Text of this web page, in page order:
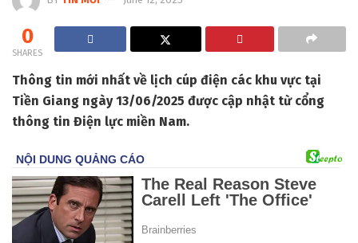
0
SHARES
Thông tin mới nhất về lịch cúp điện các khu vực tại
Tiền Giang ngày 13/06/2025 được cập nhật từ cổng
thông tin Điện lực miền Nam.